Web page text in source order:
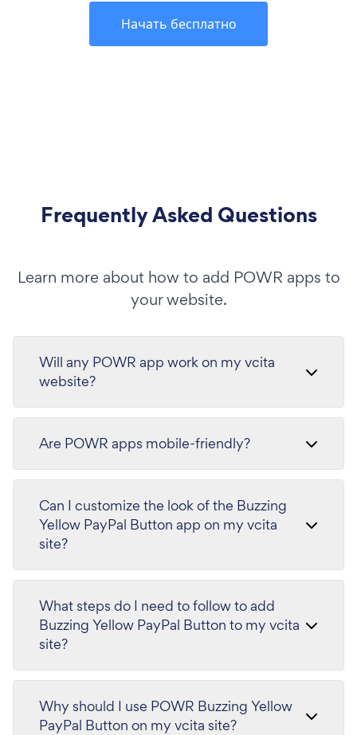
Начать бесплатно
Frequently Asked Questions
Learn more about how to add POWR apps to
your website.
Will any POWR app work on my vcita
website?
Are POWR apps mobile-friendly?
Can I customize the look of the Buzzing
Yellow PayPal Button app on my vcita
site?
What steps do I need to follow to add
Buzzing Yellow PayPal Button to my vcita
site?
Why should I use POWR Buzzing Yellow
PayPal Button on my vcita site?